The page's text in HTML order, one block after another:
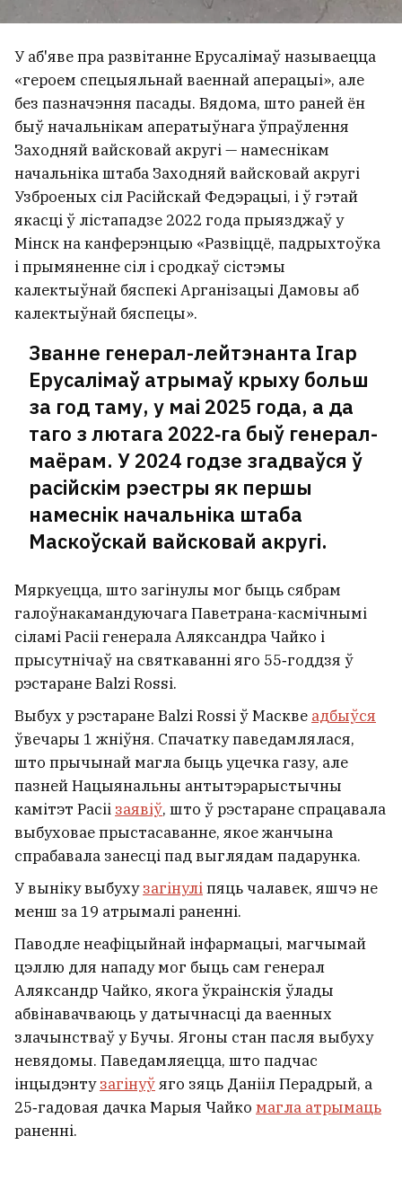
У аб'яве пра развітанне Ерусалімаў называецца
«героем спецыяльнай ваеннай аперацыі», але
без пазначэння пасады. Вядома, што раней ён
быў начальнікам аператыўнага ўпраўлення
Заходняй вайсковай акругі — намеснікам
начальніка штаба Заходняй вайсковай акругі
Узброеных сіл Расійскай Федэрацыі, і ў гэтай
якасці ў лістападзе 2022 года прыязджаў у
Мінск на канферэнцыю «Развіццё, падрыхтоўка
і прымяненне сіл і сродкаў сістэмы
калектыўнай бяспекі Арганізацыі Дамовы аб
калектыўнай бяспецы».
Званне генерал-лейтэнанта Ігар
Ерусалімаў атрымаў крыху больш
за год таму, у маі 2025 года, а да
таго з лютага 2022‑га быў генерал-
маёрам. У 2024 годзе згадваўся ў
расійскім рэестры як першы
намеснік начальніка штаба
Маскоўскай вайсковай акругі.
Мяркуецца, што загінулы мог быць сябрам
галоўнакамандуючага Паветрана-касмічнымі
сіламі Расіі генерала Аляксандра Чайко і
прысутнічаў на святкаванні яго 55‑годдзя ў
рэстаране Balzi Rossi.
Выбух у рэстаране Balzi Rossi ў Маскве адбыўся
ўвечары 1 жніўня. Спачатку паведамлялася,
што прычынай магла быць уцечка газу, але
пазней Нацыянальны антытэрарыстычны
камітэт Расіі заявіў, што ў рэстаране спрацавала
выбуховае прыстасаванне, якое жанчына
спрабавала занесці пад выглядам падарунка.
У выніку выбухузагінуліпяць чалавек, яшчэ не
менш за 19 атрымалі раненні.
Паводле неафіцыйнай інфармацыі, магчымай
цэллю для нападу мог быць сам генерал
Аляксандр Чайко, якога ўкраінскія ўлады
абвінавачваюць у датычнасці да ваенных
злачынстваў у Бучы. Ягоны стан пасля выбуху
невядомы. Паведамляецца, што падчас
інцыдэнтузагінуўяго зяць Данііл Перадрый, а
25‑гадовая дачка Марыя Чайко магла атрымаць
раненні.